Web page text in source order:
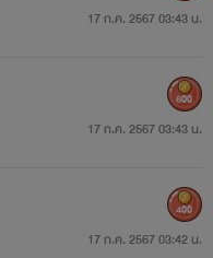
17 ก.ค. 2567 03:43 น.
17 ก.ค. 2567 03:43 น.
600
17 ก.ค. 2567 03:42 น.
400